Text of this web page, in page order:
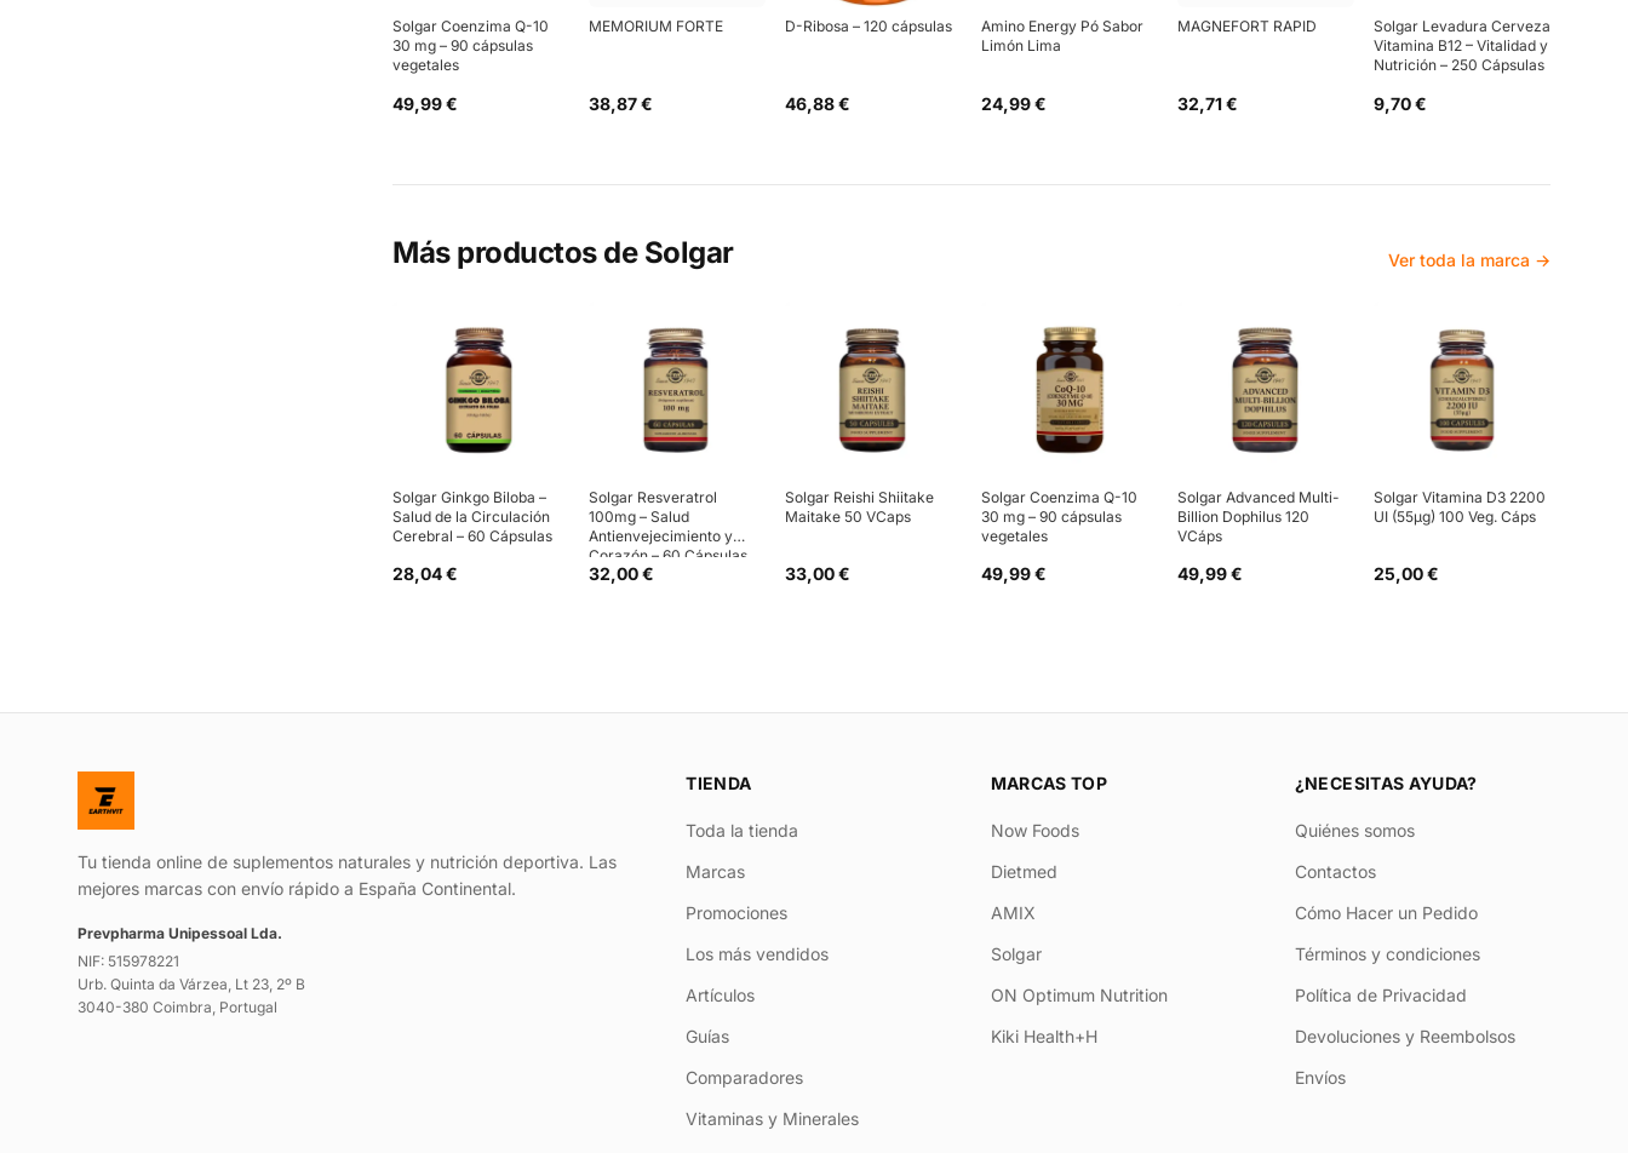
Solgar Coenzima Q-10
30 mg – 90 cápsulas
vegetales
49,99 €
MEMORIUM FORTE
38,87 €
D-Ribosa – 120 cápsulas
46,88 €
Amino Energy Pó Sabor
Limón Lima
24,99 €
MAGNEFORT RAPID
32,71 €
Solgar Levadura Cerveza
Vitamina B12 – Vitalidad y
Nutrición – 250 Cápsulas
9,70 €
Más productos de Solgar Ver toda la marca →
Solgar Ginkgo Biloba –
Salud de la Circulación
Cerebral – 60 Cápsulas
28,04 €
Solgar Resveratrol
100mg – Salud
Antienvejecimiento y
Corazón – 60 Cápsulas
32,00 €
Solgar Reishi Shiitake
Maitake 50 VCaps
33,00 €
Solgar Coenzima Q-10
30 mg – 90 cápsulas
vegetales
49,99 €
Solgar Advanced Multi-
Billion Dophilus 120
VCáps
49,99 €
Solgar Vitamina D3 2200
UI (55µg) 100 Veg. Cáps
25,00 €
Tu tienda online de suplementos naturales y nutrición deportiva. Las
mejores marcas con envío rápido a España Continental.
Prevpharma Unipessoal Lda.
NIF: 515978221
Urb. Quinta da Várzea, Lt 23, 2º B
3040-380 Coimbra, Portugal
TIENDA
Toda la tienda
Marcas
Promociones
Los más vendidos
Artículos
Guías
Comparadores
Vitaminas y Minerales
MARCAS TOP
Now Foods
Dietmed
AMIX
Solgar
ON Optimum Nutrition
Kiki Health+H
¿NECESITAS AYUDA?
Quiénes somos
Contactos
Cómo Hacer un Pedido
Términos y condiciones
Política de Privacidad
Devoluciones y Reembolsos
Envíos